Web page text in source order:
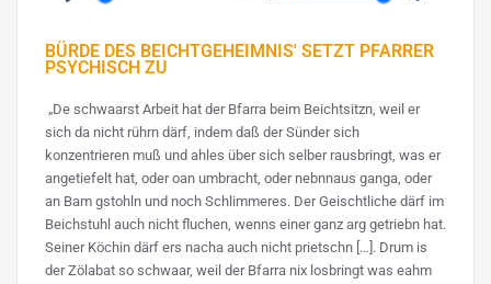
BÜRDE DES BEICHTGEHEIMNIS' SETZT PFARRER
PSYCHISCH ZU
„De schwaarst Arbeit hat der Bfarra beim Beichtsitzn, weil er
sich da nicht rührn därf, indem daß der Sünder sich
konzentrieren muß und ahles über sich selber rausbringt, was er
angetiefelt hat, oder oan umbracht, oder nebnnaus ganga, oder
an Bam gstohln und noch Schlimmeres. Der Geischtliche därf im
Beichstuhl auch nicht fluchen, wenns einer ganz arg getriebn hat.
Seiner Köchin därf ers nacha auch nicht prietschn […]. Drum is
der Zölabat so schwaar, weil der Bfarra nix losbringt was eahm